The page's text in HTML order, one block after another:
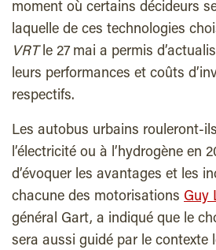
moment où certains décideurs
laquelle de ces technologies
VRT le 27 mai a permis
leurs performances et coûts
respectifs.
Les autobus urbains rouleront-
l’électricité ou à l’hydrogène en
d’évoquer les avantages et les
chacune des motorisations Guy
général Gart, a indiqué que le
sera aussi guidé par le contexte